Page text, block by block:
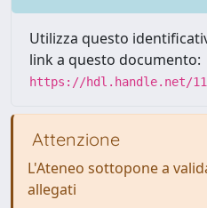
Utilizza questo
link a questo documento:
https://hdl.handle.net/
Attenzione
L'Ateneo sottopone a
allegati